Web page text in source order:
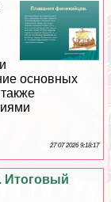
основных
27 07 2026 9:18:17
Итоговый